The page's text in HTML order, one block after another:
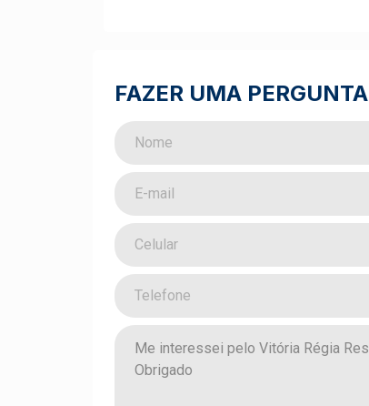
FAZER UMA PERGUNTA